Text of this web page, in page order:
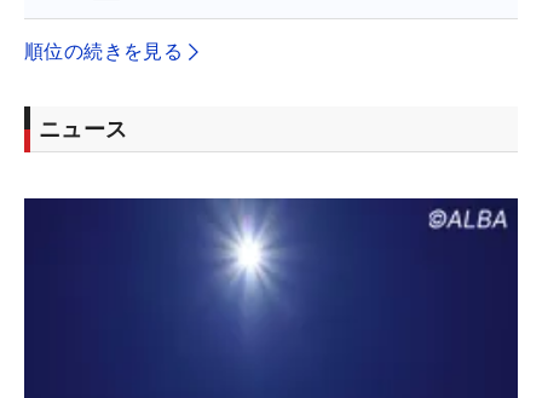
順位の続きを見る
ニュース